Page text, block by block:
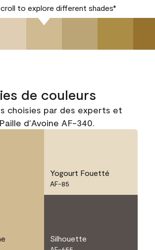
to explore different shades*
de couleurs
choisies par des experts et
d'Avoine AF-340.
Yogourt Fouetté
AF-85
Silhouette